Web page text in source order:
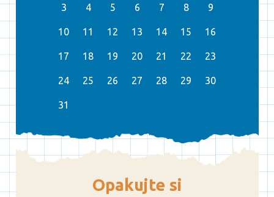
3 4 5 6 7 8 9
10 11 12 13 14 15 16
17 18 19 20 21 22 23
24 25 26 27 28 29 30
31
Opakujte si